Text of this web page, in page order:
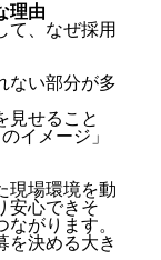
理由
て、なぜ採用
ない部分が多
見せること
イメージ」
現場環境を動
安心できそ
がります。
を決める大き